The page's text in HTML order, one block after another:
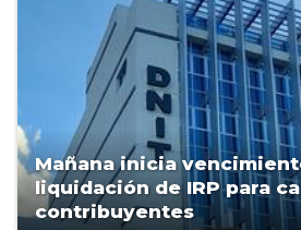
Mañana inicia
liquidación de IRP para
contribuyentes